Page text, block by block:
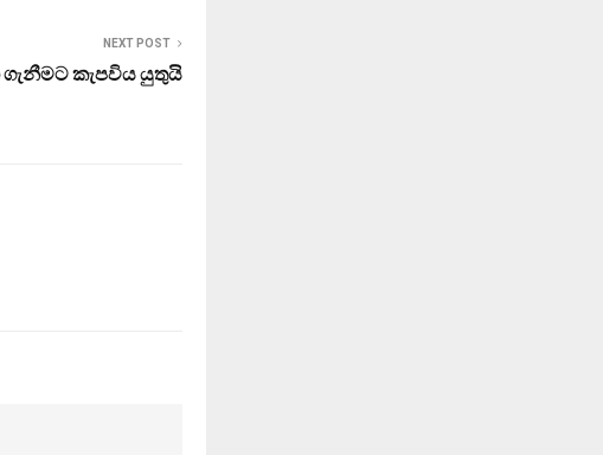
NEXT POST
ගැනීමට කැපවිය යුතුයි